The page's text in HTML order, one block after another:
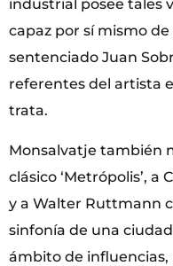
industrial posee tales
capaz por sí mismo
sentenciado Juan
referentes del artista
trata.
Monsalvatje también
clásico ‘Metrópolis’, a
y a Walter Ruttmann
sinfonía de una
ámbito de